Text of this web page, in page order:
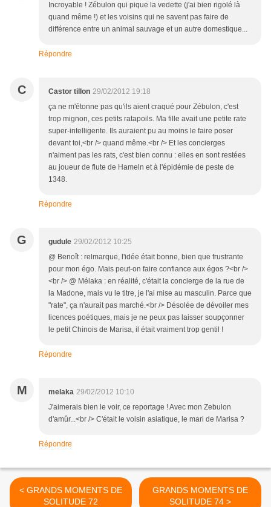
Incroyable ! Zébulon qui pique la vedette (j'ai bien rigolé là
quand même !) et les voisins qui ne savent pas faire de
différence entre un animal sauvage et un autre domestique...
Répondre
C Castor tillon 29/02/2012 19:18
ça ne m'étonne pas qu'ils aient craqué pour Zébulon, c'est
trop mignon, ces petits ratapoils. Ma fille avait une petite rate
super-intelligente. Ils auraient pu au moins le faire poser
devant toi,<br /> quand même.<br /> Et les concierges
n'aiment pas les rats, c'est bien connu : elles en sont restées
au joueur de flute de Hameln et à l'épidémie de peste de
1348.
Répondre
G gudule 29/02/2012 10:25
@ Benoît : relmarque, l'idée était bonne, bien que frustrante
pour mon égo. Mais peut-on faire confiance aux égos ?<br />
<br /> @ Mélaka : en réalité, c'était la concierge de la rue de
la Madone, mais vu le titre, je l'ai mise au masculin. Parce que
"rate", ça n'aurait pas marché.<br /> Désolée de dévoiler mes
licences poétiques, mais je ne peux pas laisser soupçonner
le petit Chinois de Marisa, il était vraiment trop gentil !
Répondre
M melaka 29/02/2012 10:10
J'aimerais bien le voir, ce reportage ! Avec mon Zebulon
d'amûr...<br /> C'était le voisin asiatique, le mari de Marisa ?
Répondre
< GRANDS MOMENTS DE
SOLITUDE 72
GRANDS MOMENTS DE
SOLITUDE 74 >